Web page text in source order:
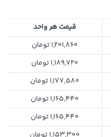
قیمت هر واحد
1,201,860تومان
1,189,720تومان
1,177,580تومان
1,165,440تومان
1,165,440تومان
1,153,300تومان